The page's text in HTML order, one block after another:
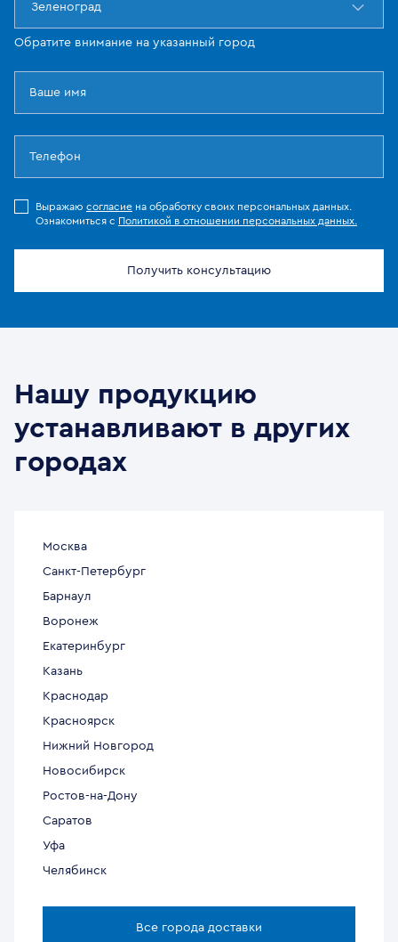
Зеленоград
Обратите внимание на указанный город
Выражаю согласие на обработку своих персональных данных.
Ознакомиться с Политикой в отношении персональных данных.
Получить консультацию
Нашу продукцию
устанавливают в других
городах
Москва
Санкт-Петербург
Барнаул
Воронеж
Екатеринбург
Казань
Краснодар
Красноярск
Нижний Новгород
Новосибирск
Ростов-на-Дону
Саратов
Уфа
Челябинск
Все города доставки